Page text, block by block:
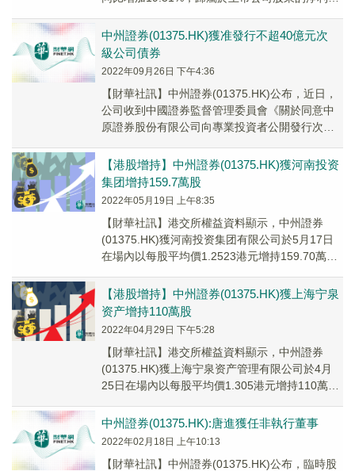
中州證券(01375.HK)獲准發行不超40億元次
級公司債券
2022年09月26日 下午4:36
【財華社訊】中州證券(01375.HK)公布，近日，
公司收到中國證券監督管理委員會《關於同意中
原證券股份有限公司向專業投資者公開發行次級
號)。
【港股增持】中州證券(01375.HK)獲河南投资
集团增持159.7萬股
2022年05月19日 上午8:35
【財華社訊】港交所權益資料顯示，中州證券
(01375.HK)獲河南投资集团有限公司於5月17日
在場內以每股平均價1.2523港元增持159.70萬
【港股增持】中州證券(01375.HK)獲上海宁泉
资产增持110萬股
2022年04月29日 下午5:28
【財華社訊】港交所權益資料顯示，中州證券
(01375.HK)獲上海宁泉资产管理有限公司於4月
25日在場內以每股平均價1.305港元增持110萬
中州證券(01375.HK):唐進獲任非執行董事
2022年02月18日 上午10:13
【財華社訊】中州證券(01375.HK)公布，臨時股